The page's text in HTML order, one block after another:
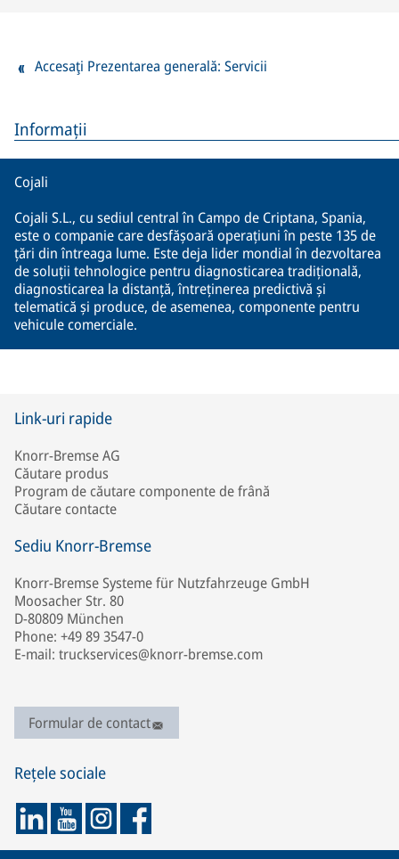
Informații
Cojali
Cojali S.L., cu sediul central în Campo de Criptana, Spania,
este o companie care desfășoară operațiuni în peste 135 de
țări din întreaga lume. Este deja lider mondial în dezvoltarea
de soluții tehnologice pentru diagnosticarea tradițională,
diagnosticarea la distanță, întreținerea predictivă și
telematică și produce, de asemenea, componente pentru
vehicule comerciale.
Accesaţi Prezentarea generală: Servicii
Link-uri rapide
Knorr-Bremse AG
Căutare produs
Program de căutare componente de frână
Căutare contacte
Sediu Knorr-Bremse
Knorr-Bremse Systeme für Nutzfahrzeuge GmbH
Moosacher Str. 80
D-80809 München
Phone: +49 89 3547-0
E-mail: truckservices@knorr-bremse.com
Formular de contact
Rețele sociale